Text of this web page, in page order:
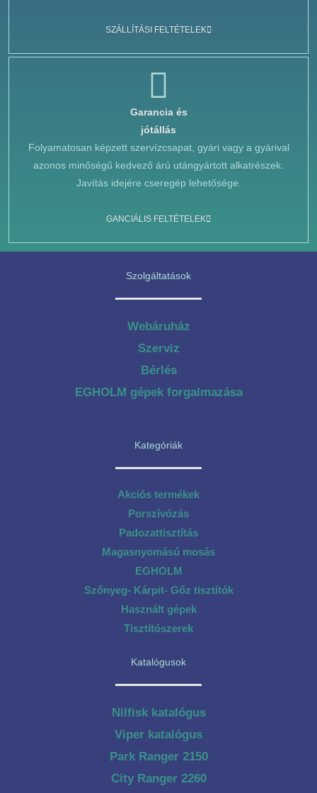
SZÁLLÍTÁSI FELTÉTELEK
Garancia és
jótállás
Folyamatosan képzett szervízcsapat, gyári vagy a gyárival
azonos minőségű kedvező árú utángyártott alkatrészek.
Javítás idejére cseregép lehetősége.
GANCIÁLIS FELTÉTELEK
Szolgáltatások
Webáruház
Szerviz
Bérlés
EGHOLM gépek forgalmazása
Kategóriák
Akciós termékek
Porszívózás
Padozattisztítás
Magasnyomású mosás
EGHOLM
Szőnyeg- Kárpit- Gőz tisztítók
Használt gépek
Tisztítószerek
Katalógusok
Nilfisk katalógus
Viper katalógus
Park Ranger 2150
City Ranger 2260